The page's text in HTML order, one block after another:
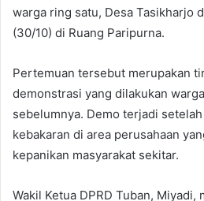
warga ring satu, Desa Tasikharjo
(30/10) di Ruang Paripurna.
Pertemuan tersebut merupakan
demonstrasi yang dilakukan
sebelumnya. Demo terjadi
kebakaran di area perusahaan
kepanikan masyarakat sekitar.
Wakil Ketua DPRD Tuban, Miyadi,